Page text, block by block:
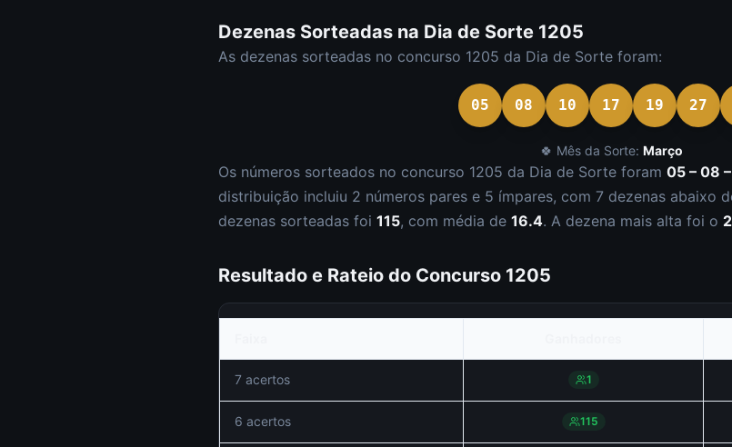
Dezenas Sorteadas na Dia de Sorte 1205
As dezenas sorteadas no concurso 1205 da Dia de Sorte foram:
05 08 10 17 19 27
🍀 Mês da Sorte: Março
Os números sorteados no concurso 1205 da Dia de Sorte foram 05 – 08
distribuição incluiu 2 números pares e 5 ímpares, com 7 dezenas abaixo
dezenas sorteadas foi 115, com média de 16.4. A dezena mais alta foi o
Resultado e Rateio do Concurso 1205
7 acertos 1
6 acertos 115